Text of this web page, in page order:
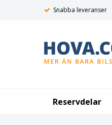
Snabba leveranser
Reservdelar